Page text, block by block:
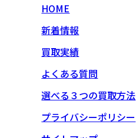
HOME
新着情報
買取実績
よくある質問
選べる３つの買取方法
プライバシーポリシー